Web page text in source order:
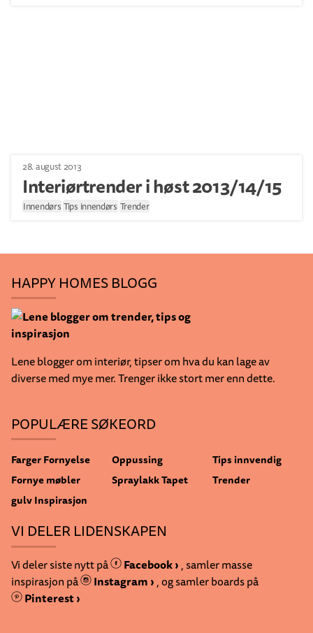
28. august 2013
Interiørtrender i høst 2013/14/15
Innendørs Tips innendørs Trender
HAPPY HOMES BLOGG
Lene blogger om interiør, tipser om hva du kan lage av
diverse med mye mer. Trenger ikke stort mer enn dette.
POPULÆRE SØKEORD
FargerFornyelse
Fornye møbler
gulvInspirasjon
Oppussing
SpraylakkTapet
Tips innvendig
Trender
VI DELER LIDENSKAPEN
Vi deler siste nytt på Facebook ›, samler masse
inspirasjon på
Instagram ›, og samler boards på
Pinterest ›